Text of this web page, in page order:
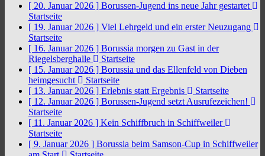
[ 20. Januar 2026 ] Borussen-Jugend ins neue Jahr gestartet
Startseite
[ 19. Januar 2026 ] Viel Lehrgeld und ein erster Neuzugang
Startseite
[ 16. Januar 2026 ] Borussia morgen zu Gast in der
Riegelsberghalle
Startseite
[ 15. Januar 2026 ] Borussia und das Ellenfeld von Dieben
heimgesucht
Startseite
[ 13. Januar 2026 ] Erlebnis statt Ergebnis
Startseite
[ 12. Januar 2026 ] Borussen-Jugend setzt Ausrufezeichen!
Startseite
[ 11. Januar 2026 ] Kein Schiffbruch in Schiffweiler
Startseite
[ 9. Januar 2026 ] Borussia beim Samson-Cup in Schiffweiler